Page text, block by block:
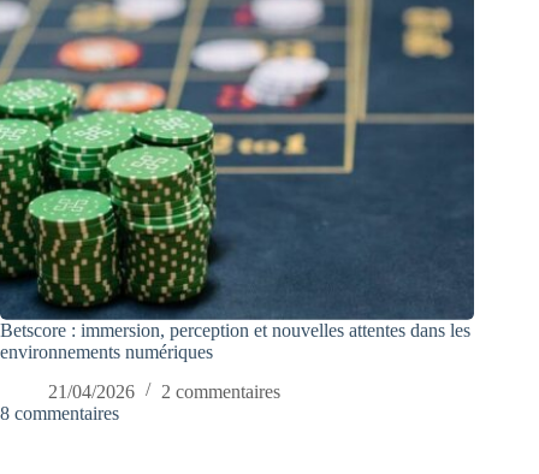
Betscore : immersion, perception et nouvelles attentes dans les
environnements numériques
21/04/2026
2 commentaires
8 commentaires